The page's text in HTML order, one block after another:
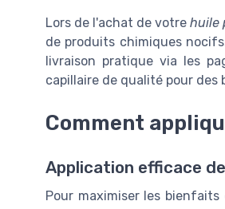
Lors de l'achat de votre huile
de produits chimiques
livraison pratique via les
capillaire de qualité pour des
Comment
Application efficace
Pour maximiser les bienfaits